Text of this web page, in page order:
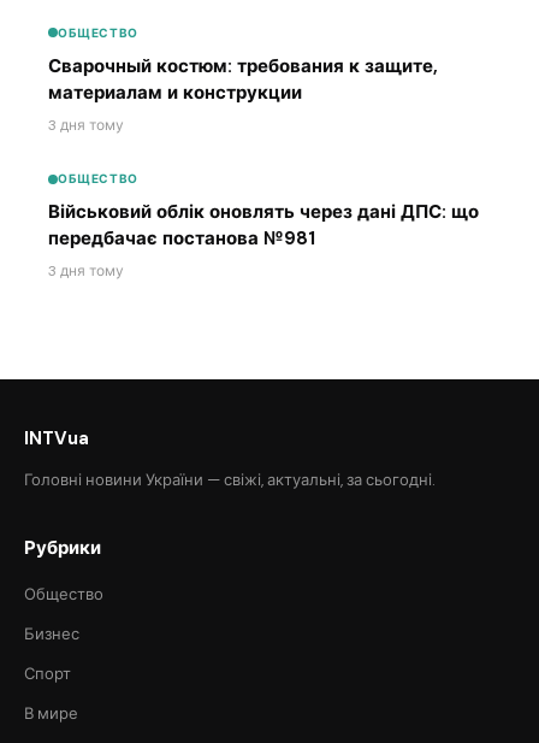
ОБЩЕСТВО
Сварочный костюм: требования к защите,
материалам и конструкции
3 дня тому
ОБЩЕСТВО
Військовий облік оновлять через дані ДПС: що
передбачає постанова №981
3 дня тому
INTVua
Головні новини України — свіжі, актуальні, за сьогодні.
Рубрики
Общество
Бизнес
Спорт
В мире